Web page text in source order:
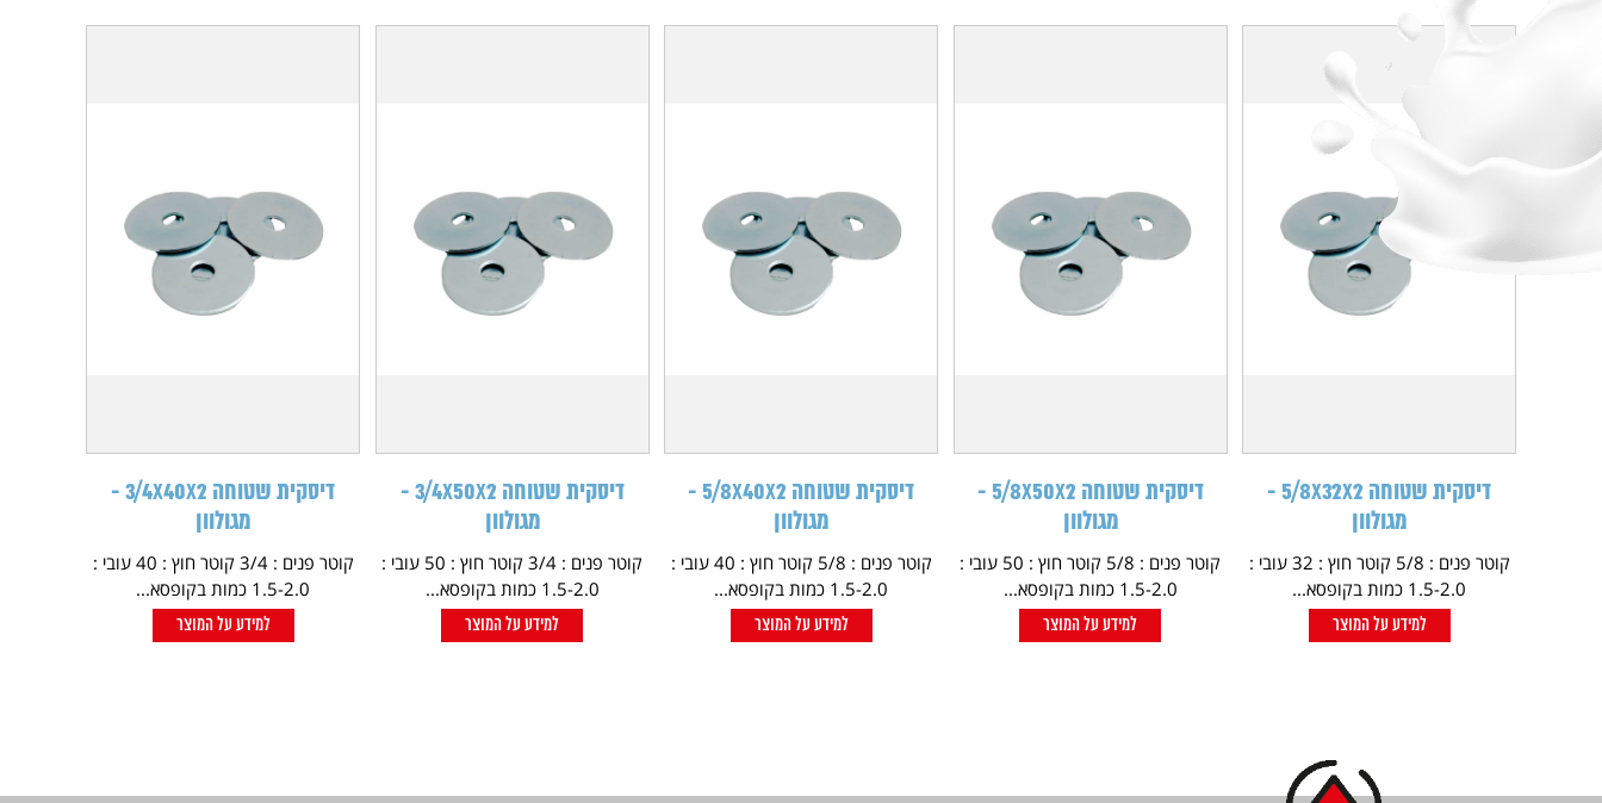
דיסקית שטוחה 5/8X32X2 -
מגולוון
קוטר פנים : 5/8 קוטר חוץ : 32 עובי :
1.5-2.0 כמות בקופסא...
למידע על המוצר
דיסקית שטוחה 5/8X50X2 -
מגולוון
קוטר פנים : 5/8 קוטר חוץ : 50 עובי :
1.5-2.0 כמות בקופסא...
למידע על המוצר
דיסקית שטוחה 5/8X40X2 -
מגולוון
קוטר פנים : 5/8 קוטר חוץ : 40 עובי :
1.5-2.0 כמות בקופסא...
למידע על המוצר
דיסקית שטוחה 3/4X50X2 -
מגולוון
קוטר פנים : 3/4 קוטר חוץ : 50 עובי :
1.5-2.0 כמות בקופסא...
למידע על המוצר
דיסקית שטוחה 3/4X40X2 -
מגולוון
קוטר פנים : 3/4 קוטר חוץ : 40 עובי :
1.5-2.0 כמות בקופסא...
למידע על המוצר